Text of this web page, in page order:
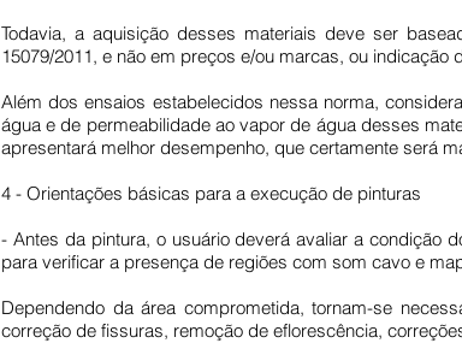
Todavia, a aquisição desses materiais deve ser
15079/2011, e não em preços e/ou marcas, ou indicação
Além dos ensaios estabelecidos nessa norma,
água e de permeabilidade ao vapor de água desses
apresentará melhor desempenho, que certamente será
4 - Orientações básicas para a execução de pinturas
- Antes da pintura, o usuário deverá avaliar a condição
para verificar a presença de regiões com som cavo e
Dependendo da área comprometida, tornam-se
correção de fissuras, remoção de eflorescência,